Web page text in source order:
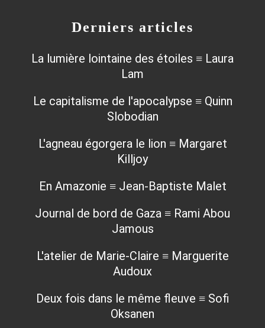
Derniers articles
La lumière lointaine des étoiles ≡ Laura
Lam
Le capitalisme de l'apocalypse ≡ Quinn
Slobodian
L'agneau égorgera le lion ≡ Margaret
Killjoy
En Amazonie ≡ Jean-Baptiste Malet
Journal de bord de Gaza ≡ Rami Abou
Jamous
L'atelier de Marie-Claire ≡ Marguerite
Audoux
Deux fois dans le même fleuve ≡ Sofi
Oksanen